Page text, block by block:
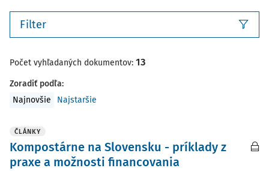
Filter
Počet vyhľadaných dokumentov: 13
Zoradiť podľa:
Najnovšie
Najstaršie
ČLÁNKY
Kompostárne na Slovensku - príklady z
praxe a možnosti financovania